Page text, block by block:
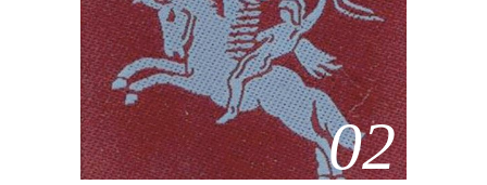
02